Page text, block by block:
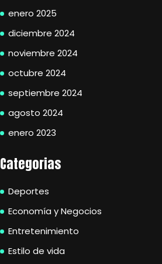
enero 2025
diciembre 2024
noviembre 2024
octubre 2024
septiembre 2024
agosto 2024
enero 2023
Categorias
Deportes
Economía y Negocios
Entretenimiento
Estilo de vida